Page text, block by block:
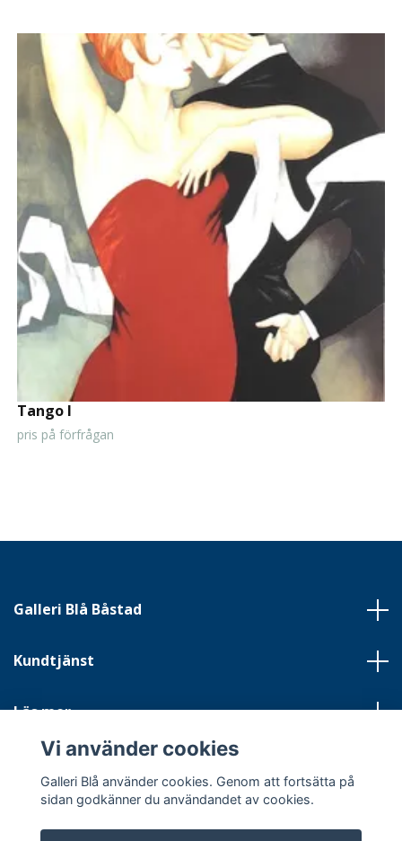
Tango I
pris på förfrågan
Galleri Blå Båstad
Kundtjänst
Läs mer
Sociala medier
Vi använder cookies
Galleri Blå använder cookies. Genom att fortsätta på
sidan godkänner du användandet av cookies.